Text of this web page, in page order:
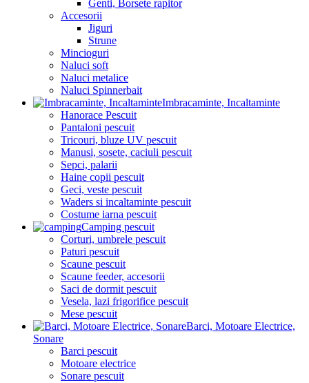
Genti, Borsete rapitor
Accesorii
Jiguri
Strune
Mincioguri
Naluci soft
Naluci metalice
Naluci Spinnerbait
Imbracaminte, Incaltaminte
Hanorace Pescuit
Pantaloni pescuit
Tricouri, bluze UV pescuit
Manusi, sosete, caciuli pescuit
Sepci, palarii
Haine copii pescuit
Geci, veste pescuit
Waders si incaltaminte pescuit
Costume iarna pescuit
Camping pescuit
Corturi, umbrele pescuit
Paturi pescuit
Scaune pescuit
Scaune feeder, accesorii
Saci de dormit pescuit
Vesela, lazi frigorifice pescuit
Mese pescuit
Barci, Motoare Electrice,
Sonare
Barci pescuit
Motoare electrice
Sonare pescuit